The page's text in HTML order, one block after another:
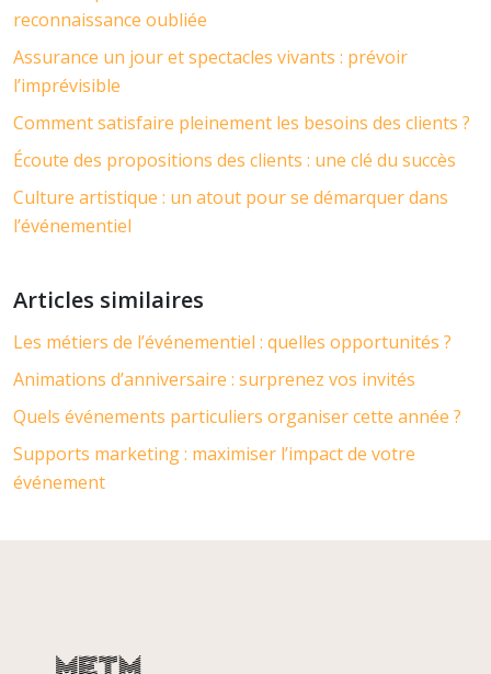
reconnaissance oubliée
Assurance un jour et spectacles vivants : prévoir
l’imprévisible
Comment satisfaire pleinement les besoins des clients ?
Écoute des propositions des clients : une clé du succès
Culture artistique : un atout pour se démarquer dans
l’événementiel
Articles similaires
Les métiers de l’événementiel : quelles opportunités ?
Animations d’anniversaire : surprenez vos invités
Quels événements particuliers organiser cette année ?
Supports marketing : maximiser l’impact de votre
événement